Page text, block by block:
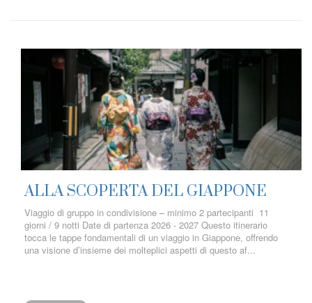
ALLA SCOPERTA DEL GIAPPONE
Viaggio di gruppo in condivisione – minimo 2 partecipanti 11
giorni / 9 notti Date di partenza 2026 - 2027 Questo itinerario
tocca le tappe fondamentali di un viaggio in Giappone, offrendo
una visione d’insieme dei molteplici aspetti di questo af...